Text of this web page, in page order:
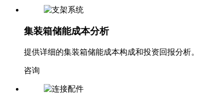
集装箱储能成本分析
提供详细的集装箱储能成本构成和投资回报分析。
咨询